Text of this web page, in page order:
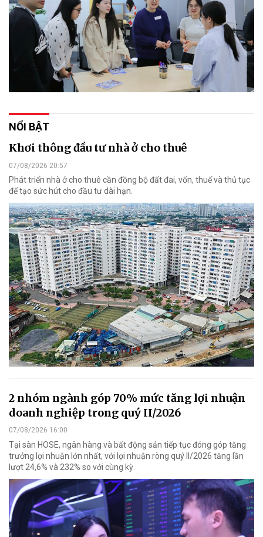
NỔI BẬT
Khơi thông đầu tư nhà ở cho thuê
07/08/2026 20:57
Phát triển nhà ở cho thuê cần đồng bộ đất đai, vốn, thuế và thủ tục
để tạo sức hút cho đầu tư dài hạn.
2 nhóm ngành góp 70% mức tăng lợi nhuận
doanh nghiệp trong quý II/2026
07/08/2026 16:00
Tại sàn HOSE, ngân hàng và bất động sản tiếp tục đóng góp tăng
trưởng lợi nhuận lớn nhất, với lợi nhuận ròng quý II/2026 tăng lần
lượt 24,6% và 232% so với cùng kỳ.